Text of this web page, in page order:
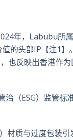
年， Labubu所
的头部IP 【注1】
也反映出香港作
治（ESG）监管标
）材质与过度包装引